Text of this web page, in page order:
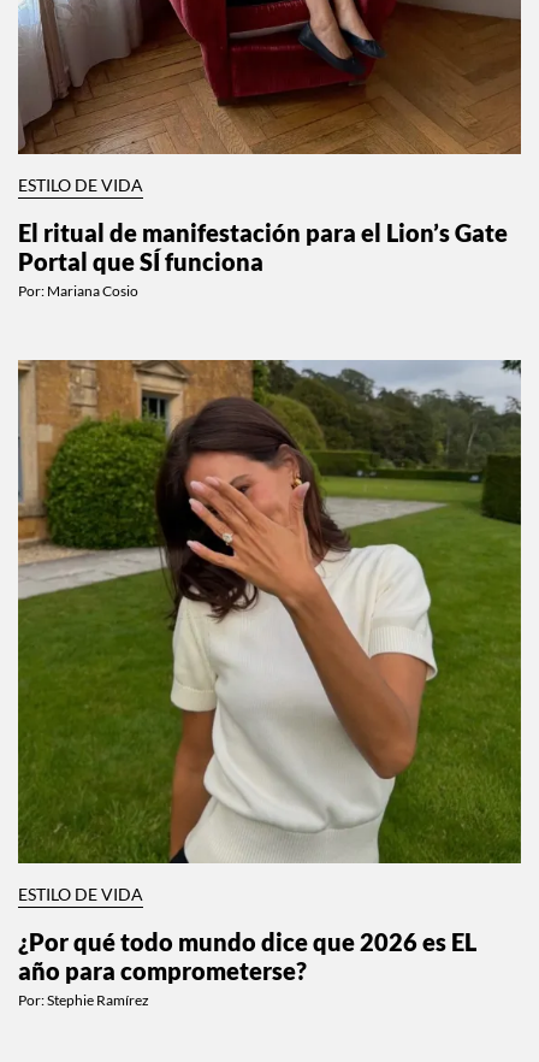
ESTILO DE VIDA
El ritual de manifestación para el Lion’s Gate
Portal que SÍ funciona
Por: Mariana Cosio
ESTILO DE VIDA
¿Por qué todo mundo dice que 2026 es EL
año para comprometerse?
Por:Stephie Ramírez